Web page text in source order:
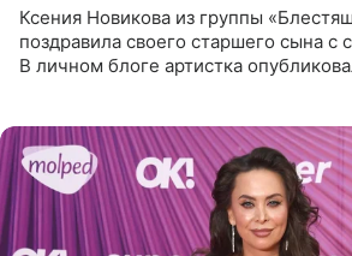
Ксения Новикова из группы
поздравила своего старшего сына с
В личном блоге артистка